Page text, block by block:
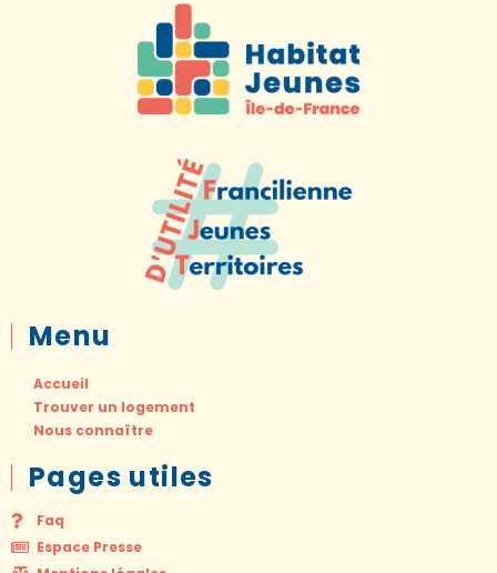
Menu
Accueil
Trouver un logement
Nous connaître
Pages utiles
Faq
Espace Presse